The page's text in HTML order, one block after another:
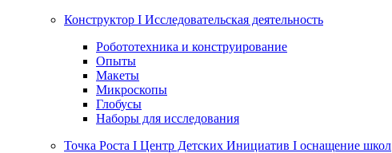
Конструктор I Исследовательская деятельность
Робототехника и конструирование
Опыты
Макеты
Микроскопы
Глобусы
Наборы для исследования
Точка Роста I Центр Детских Инициатив I оснащение школ